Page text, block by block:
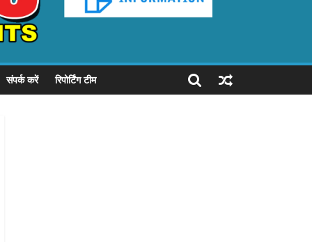
संपर्क करें रिपोर्टिंग टीम